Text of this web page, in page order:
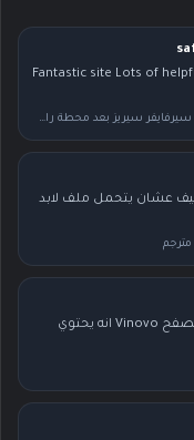
Fantastic site Lots of
رومان رينز يتصدر البوستر الرسمي لعرض سيرفايفر سيريز بعد محطة راسلمينيا
عشان يتحمل ملف لابد
مرحبا لماذا تضعون العرض على متصفح Vinovo انه يحتوي